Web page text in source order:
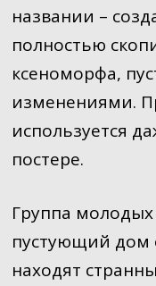
названии –
полностью
ксеноморфа,
изменениями.
используется
постере.
Группа
пустующий дом
находят